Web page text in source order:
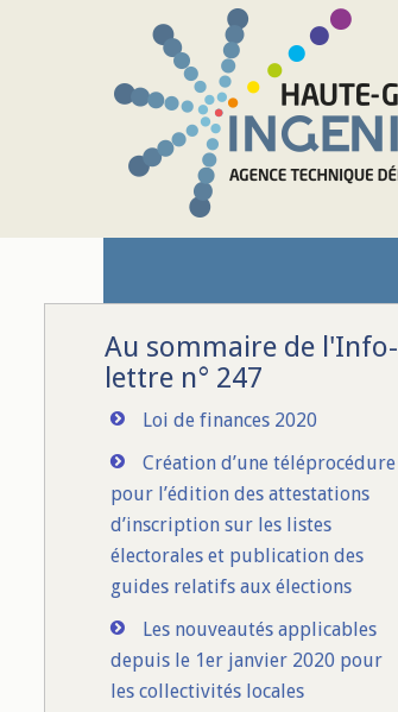
Au sommaire de l'Info-
lettre n° 247
Loi de finances 2020
Création d’une téléprocédure
pour l’édition des attestations
d’inscription sur les listes
électorales et publication des
guides relatifs aux élections
Les nouveautés applicables
depuis le 1er janvier 2020 pour
les collectivités locales